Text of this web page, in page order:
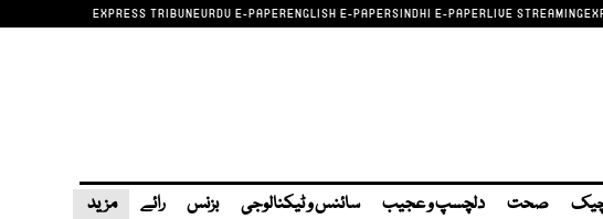
EXPRESS TRIBUNEURDU E-PAPERENGLISH E-PAPERSINDHI E-PAPERLIVE STREAMING
صحت دلچسپ و عجیب سائنس و ٹیکنالوجی بزنس رائے مزید